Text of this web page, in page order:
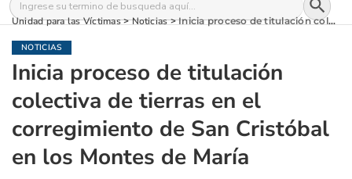
Unidad para las Víctimas>Noticias>Inicia proceso de titulación colectiva de tierras en el corregimiento de San Cristóbal en los Montes de María
NOTICIAS
Inicia proceso de titulación
colectiva de tierras en el
corregimiento de San Cristóbal
en los Montes de María